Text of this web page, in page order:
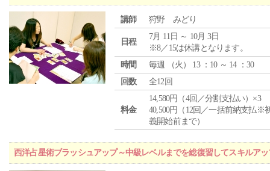
講師 狩野 みどり
日程
7月 11日 ～ 10月 3日
※8／15は休講となります。
時間
毎週 （火 ） 13 ：10 ～ 14 ：30
回数
全12回
料金
14,580円（4回／分割支払い）×3
40,500円（12回／一括前納支払※
義開始前まで）
西洋占星術ブラッシュアップ～中級レベルまでを総復習してスキルア